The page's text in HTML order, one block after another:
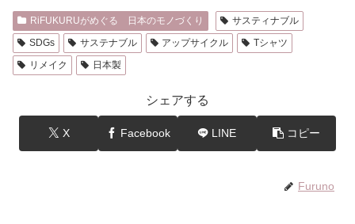
RiFUKURUがめぐる 日本のモノづくり
サスティナブル
SDGs
サステナブル アップサイクル
Tシャツ
リメイク
日本製
シェアする
X Facebook LINE コピー
Furuno